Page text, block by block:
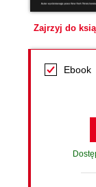
Zajrzyj do
Ebook